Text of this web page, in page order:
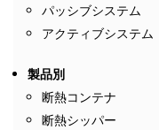
パッシブシステム
アクティブシステム
製品別
断熱コンテナ
断熱シッパー